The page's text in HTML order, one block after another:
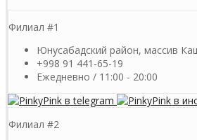
Филиал #1
Юнусабадский район, массив
+998 91 441-65-19
Ежедневно / 11:00 - 20:00
Филиал #2